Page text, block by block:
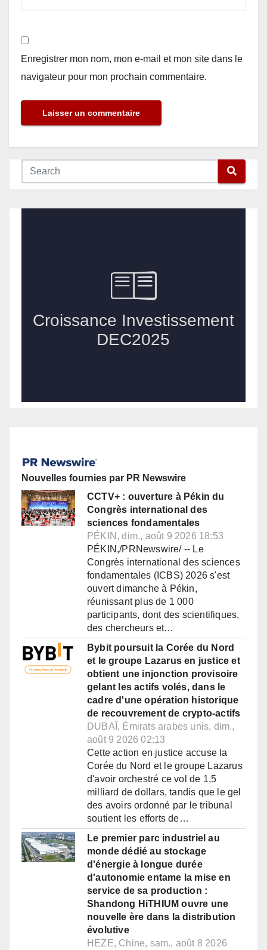
Enregistrer mon nom, mon e-mail et mon site dans le
navigateur pour mon prochain commentaire.
Nouvelles fournies par PR Newswire
CCTV+ : ouverture à Pékin du
Congrès international des
sciences fondamentales
PÉKIN, dim., août 9 2026 18:53
PÉKIN,/PRNewswire/ -- Le
Congrès international des sciences
fondamentales (ICBS) 2026 s'est
ouvert dimanche à Pékin,
réunissant plus de 1 000
participants, dont des scientifiques,
des chercheurs et…
Bybit poursuit la Corée du Nord
et le groupe Lazarus en justice et
obtient une injonction provisoire
gelant les actifs volés, dans le
cadre d'une opération historique
de recouvrement de crypto-actifs
DUBAÏ, Émirats arabes unis, dim.,
août 9 2026 02:13
Cette action en justice accuse la
Corée du Nord et le groupe Lazarus
d'avoir orchestré ce vol de 1,5
milliard de dollars, tandis que le gel
des avoirs ordonné par le tribunal
soutient les efforts de…
Le premier parc industriel au
monde dédié au stockage
d'énergie à longue durée
d'autonomie entame la mise en
service de sa production :
Shandong HiTHIUM ouvre une
nouvelle ère dans la distribution
évolutive
HEZE, Chine, sam., août 8 2026